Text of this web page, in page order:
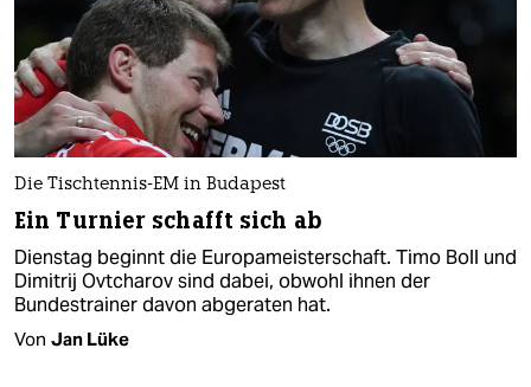
Die Tischtennis-EM in Budapest
Ein Turnier schafft sich ab
Dienstag beginnt die Europameisterschaft. Timo Boll und
Dimitrij Ovtcharov sind dabei, obwohl ihnen der
Bundestrainer davon abgeraten hat.
Von Jan Lüke